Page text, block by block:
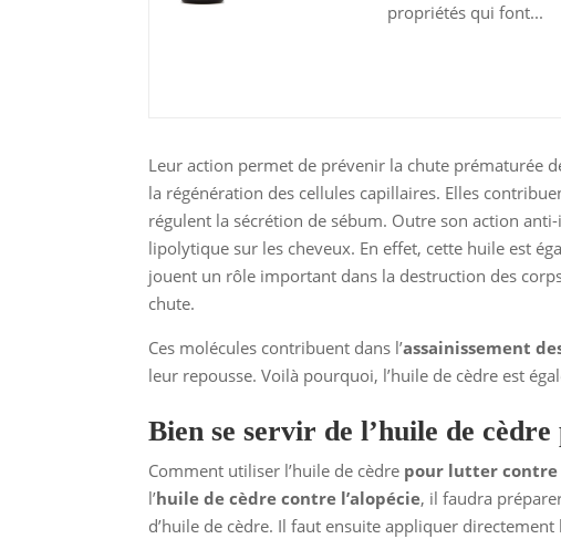
propriétés qui font...
Leur action permet de prévenir la chute prématurée
la régénération des cellules capillaires. Elles
régulent la sécrétion de sébum. Outre son action
lipolytique sur les cheveux. En effet, cette huile est
jouent un rôle important dans la destruction des
chute.
Ces molécules contribuent dans l’assainissement
leur repousse. Voilà pourquoi, l’huile de cèdre est
Bien se servir de l’huile de
Comment utiliser l’huile de cèdre pour lutter contre
l’huile de cèdre contre l’alopécie, il faudra
d’huile de cèdre. Il faut ensuite appliquer